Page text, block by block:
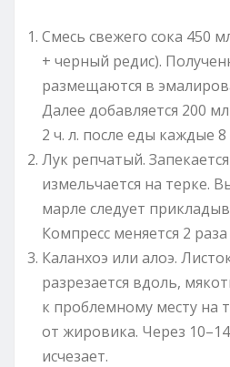
Смесь свежего сока 450
+ черный редис).
размещаются в
Далее добавляется 200
2 ч. л. после еды каждые 8
Лук репчатый.
измельчается на терке.
марле следует
Компресс меняется 2
Каланхоэ или алоэ.
разрезается вдоль,
к проблемному месту на
от жировика. Через
исчезает.